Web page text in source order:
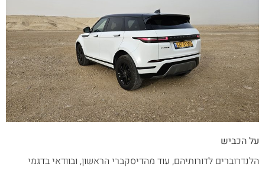
על הכביש
הלנדרוברים לדורותיהם, עוד מהדיסקברי הראשון, ובוודאי בדגמי